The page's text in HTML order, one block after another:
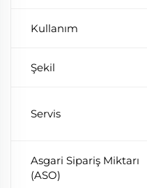
Kullanım
Şekil
Servis
Asgari Sipariş Miktarı
(ASO)